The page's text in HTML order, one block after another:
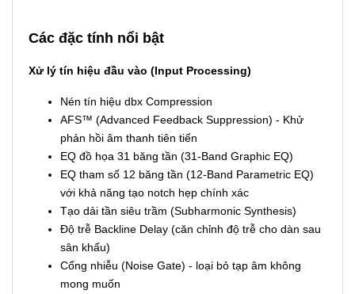
Các đặc tính nổi bật
Xử lý tín hiệu đầu vào (Input Processing)
Nén tín hiệu dbx Compression
AFS™ (Advanced Feedback Suppression) - Khử
phản hồi âm thanh tiên tiến
EQ đồ họa 31 băng tần (31-Band Graphic EQ)
EQ tham số 12 băng tần (12-Band Parametric EQ)
với khả năng tạo notch hẹp chính xác
Tạo dải tần siêu trầm (Subharmonic Synthesis)
Độ trễ Backline Delay (căn chỉnh độ trễ cho dàn sau
sân khấu)
Cổng nhiễu (Noise Gate) - loại bỏ tạp âm không
mong muốn